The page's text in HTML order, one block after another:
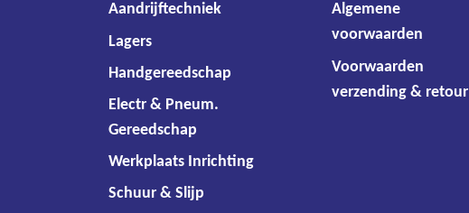
Aandrijftechniek
Lagers
Handgereedschap
Electr & Pneum.
Gereedschap
Werkplaats Inrichting
Schuur & Slijp
Algemene
voorwaarden
Voorwaarden
verzending & retour